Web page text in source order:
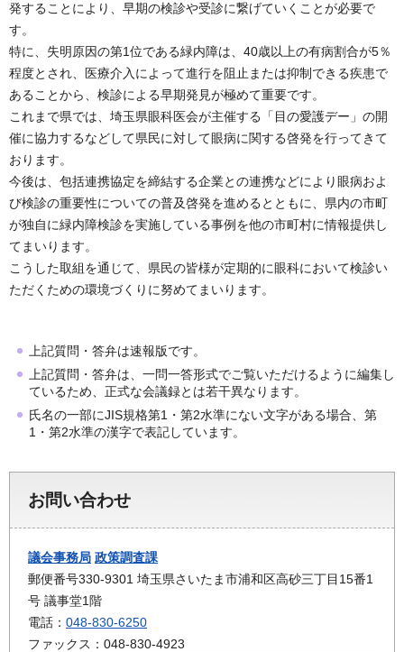
発することにより、早期の検診や受診に繋げていくことが必要で
す。
特に、失明原因の第1位である緑内障は、40歳以上の有病割合が5％
程度とされ、医療介入によって進行を阻止または抑制できる疾患で
あることから、検診による早期発見が極めて重要です。
これまで県では、埼玉県眼科医会が主催する「目の愛護デー」の開
催に協力するなどして県民に対して眼病に関する啓発を行ってきて
おります。
今後は、包括連携協定を締結する企業との連携などにより眼病およ
び検診の重要性についての普及啓発を進めるとともに、県内の市町
が独自に緑内障検診を実施している事例を他の市町村に情報提供し
てまいります。
こうした取組を通じて、県民の皆様が定期的に眼科において検診い
ただくための環境づくりに努めてまいります。
上記質問・答弁は速報版です。
上記質問・答弁は、一問一答形式でご覧いただけるように編集し
ているため、正式な会議録とは若干異なります。
氏名の一部にJIS規格第1・第2水準にない文字がある場合、第
1・第2水準の漢字で表記しています。
お問い合わせ
議会事務局 政策調査課
郵便番号330-9301 埼玉県さいたま市浦和区高砂三丁目15番1
号 議事堂1階
電話： 048-830-6250
ファックス：048-830-4923